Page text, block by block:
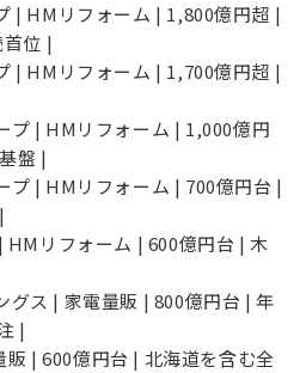
| HMリフォーム | 1,800億円超 |
位 |
| HMリフォーム | 1,700億円超 |
プ | HMリフォーム | 1,000億円
盤 |
プ | HMリフォーム | 700億円台 |
HMリフォーム | 600億円台 | 木
グス | 家電量販 | 800億円台 | 年
|
| 600億円台 | 北海道を含む全